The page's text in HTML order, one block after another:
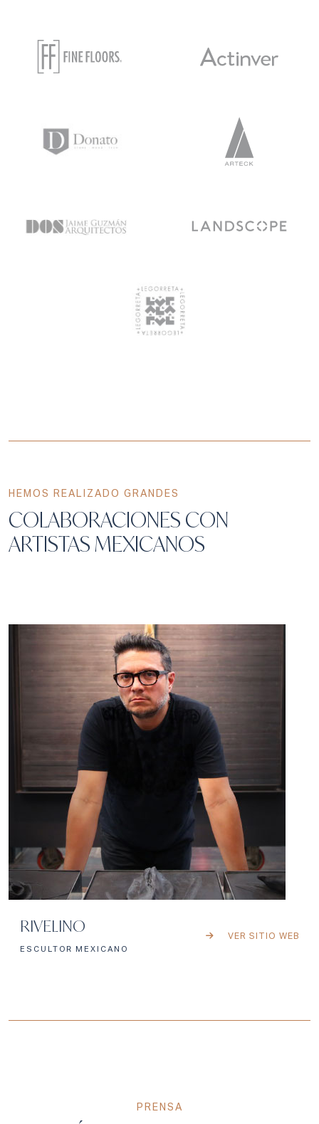
HEMOS REALIZADO GRANDES
COLABORACIONES CON
ARTISTAS MEXICANOS
RIVELINO
ESCULTOR MEXICANO
VER SITIO WEB
PRENSA